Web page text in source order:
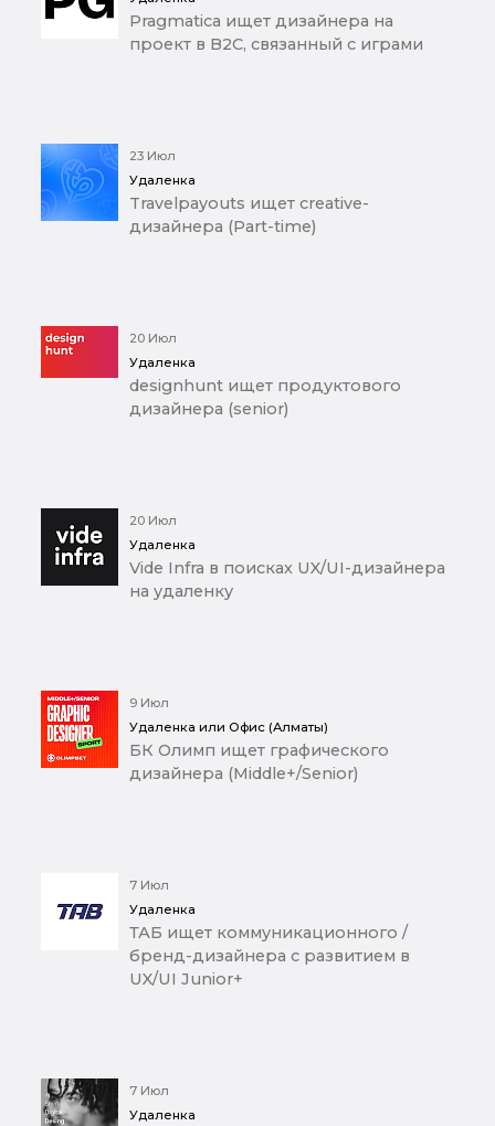
Pragmatica ищет дизайнера на
проект в B2C, связанный с играми
23 Июл
Удаленка
Travelpayouts ищет creative-
дизайнера (Part-time)
20 Июл
Удаленка
designhunt ищет продуктового
дизайнера (senior)
20 Июл
Удаленка
Vide Infra в поисках UX/UI-дизайнера
на удаленку
9 Июл
Удаленка или Офис (Алматы)
БК Олимп ищет графического
дизайнера (Middle+/Senior)
7 Июл
Удаленка
ТАБ ищет коммуникационного /
бренд-дизайнера с развитием в
UX/UI Junior+
7 Июл
Удаленка